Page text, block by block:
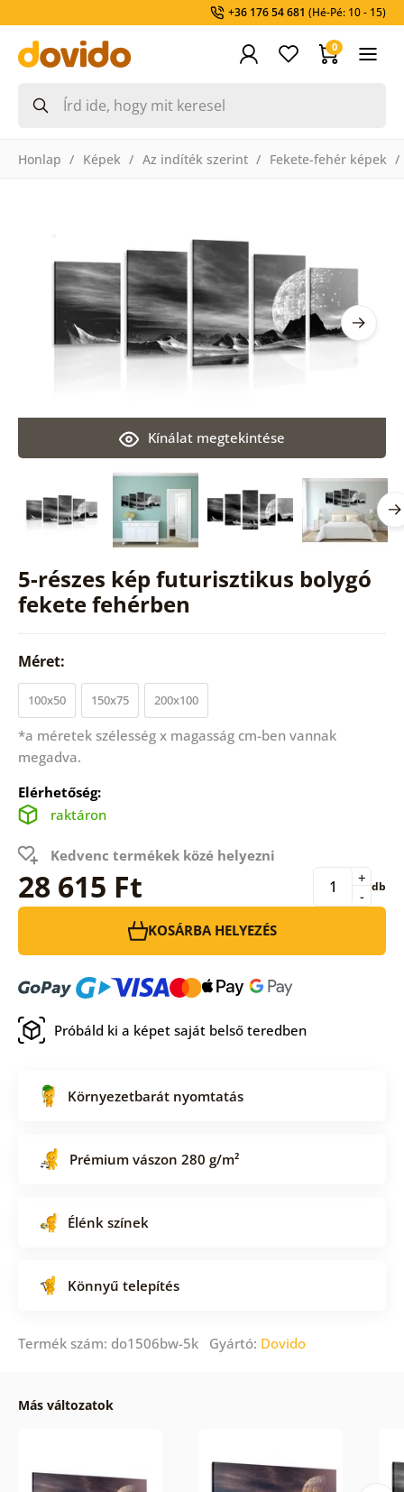
+36 176 54 681 (Hé-Pé: 10 - 15)
0
Honlap Képek Az indíték szerint Fekete-fehér képek
5-részes kép futurisztikus bolygó
fekete fehérben
Kínálat megtekintése
Méret:
100x50 150x75 200x100
*a méretek szélesség x magasság cm-ben vannak
megadva.
Elérhetőség:
raktáron
Kedvenc termékek közé helyezni
28 615 Ft -
+ db
KOSÁRBA HELYEZÉS
Próbáld ki a képet saját belső teredben
Környezetbarát nyomtatás
Prémium vászon 280 g/m²
Élénk színek
Könnyű telepítés
Termék szám: do1506bw-5k Gyártó: Dovido
Más változatok